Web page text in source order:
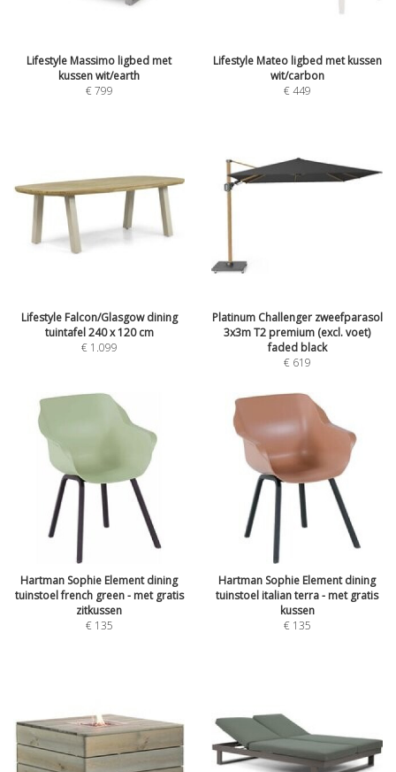
Lifestyle Massimo ligbed met
kussen wit/earth
€799
Lifestyle Mateo ligbed met kussen
wit/carbon
€449
Lifestyle Falcon/Glasgow dining
tuintafel 240 x 120 cm
€ 1.099
Platinum Challenger zweefparasol
3x3m T2 premium (excl. voet)
faded black
€ 619
Hartman Sophie Element dining
tuinstoel french green - met gratis
zitkussen
€ 135
Hartman Sophie Element dining
tuinstoel italian terra - met gratis
kussen
€ 135